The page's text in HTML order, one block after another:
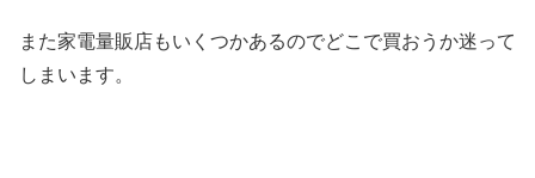
また家電量販店もいくつかあるのでどこで買おうか迷って
しまいます。